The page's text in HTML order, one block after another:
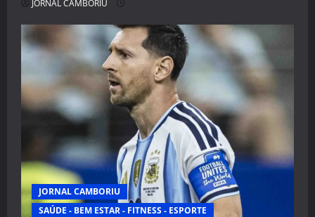
JORNAL CAMBORIU
JORNAL CAMBORIU
SAÚDE - BEM ESTAR - FITNESS - ESPORTE